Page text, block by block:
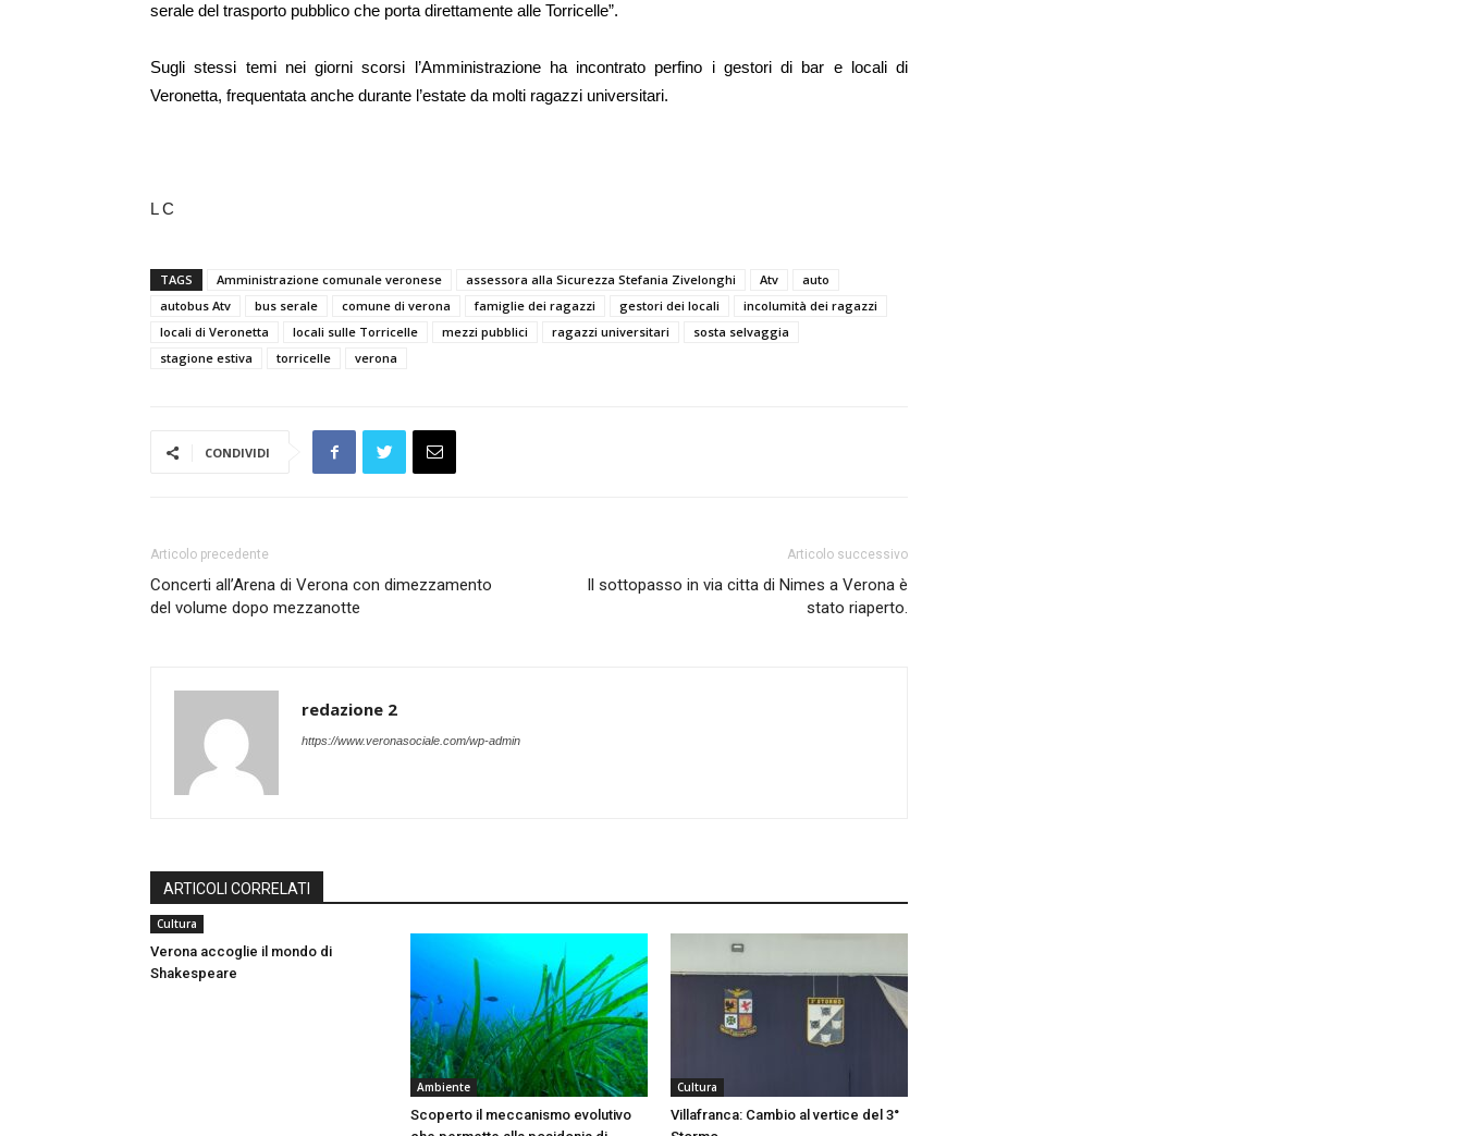
serale del trasporto pubblico che porta direttamente alle Torricelle”.
Sugli stessi temi nei giorni scorsi l’Amministrazione ha incontrato perfino i gestori di bar e locali di
Veronetta, frequentata anche durante l’estate da molti ragazzi universitari.
L C
TAGS Amministrazione comunale veronese assessora alla Sicurezza Stefania Zivelonghi Atv
auto
autobus Atv
bus serale comune di verona famiglie dei ragazzi gestori dei locali
incolumità dei ragazzi
locali di Veronetta
locali sulle Torricelle mezzi pubblici ragazzi universitari
sosta selvaggia
stagione estiva
torricelle verona
CONDIVIDI
Articolo precedente
Concerti all’Arena di Verona con dimezzamento
del volume dopo mezzanotte
Articolo successivo
Il sottopasso in via citta di Nimes a Verona è
stato riaperto.
redazione 2
https://www.veronasociale.com/wp-admin
ARTICOLI CORRELATI
Cultura
Verona accoglie il mondo di
Shakespeare
Ambiente
Scoperto il meccanismo evolutivo
Cultura
Villafranca: Cambio al vertice del 3°